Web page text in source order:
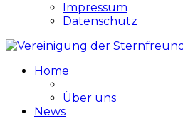
Impressum
Datenschutz
Home
Über uns
News